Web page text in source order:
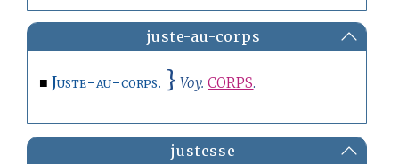
juste-au-corps
■Juste-au-corps. } Voy. CORPS.
justesse